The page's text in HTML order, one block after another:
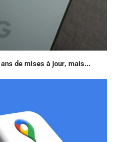
de mises à jour, mais...